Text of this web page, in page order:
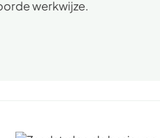
werkwijze.